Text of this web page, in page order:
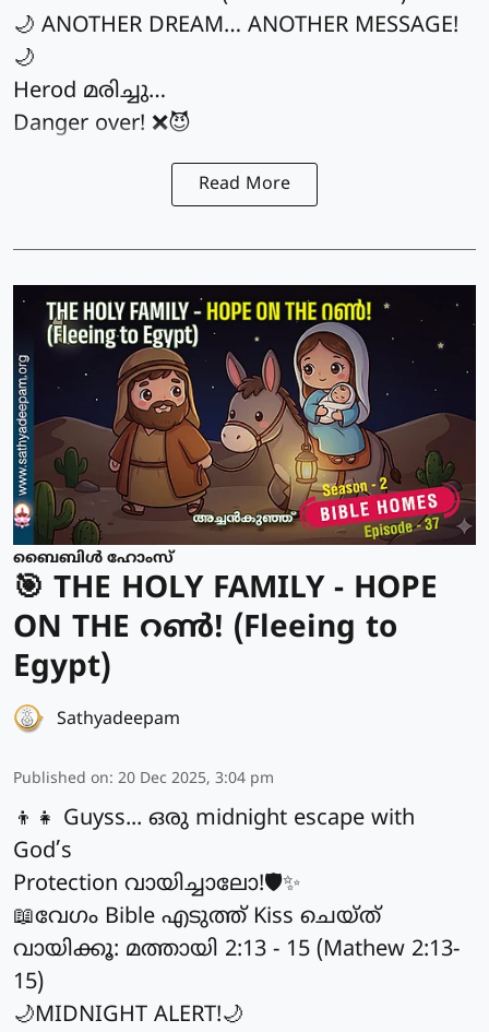
🌙 ANOTHER DREAM… ANOTHER MESSAGE!
🌙
Herod മരിച്ചു…
Danger over! ❌😈
Read More
ബൈബിൾ ഹോംസ്
🎯 THE HOLY FAMILY - HOPE
ON THE റൺ! (Fleeing to
Egypt)
Sathyadeepam
Published on: 20 Dec 2025, 3:04 pm
👦👧 Guyss... ഒരു midnight escape with
God’s
Protection വായിച്ചാലോ!🛡️✨
📖വേഗം Bible എടുത്ത് Kiss ചെയ്ത്
വായിക്കൂ: മത്തായി 2:13 - 15 (Mathew 2:13-
15)
🌙MIDNIGHT ALERT!🌙